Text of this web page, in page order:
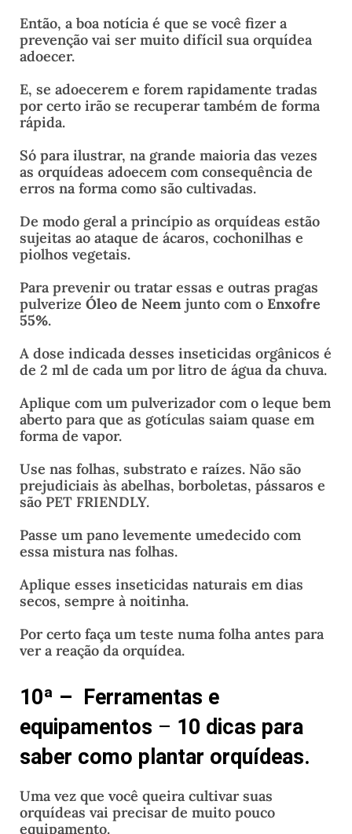
Então, a boa notícia é que se você fizer a
prevenção vai ser muito difícil sua orquídea
adoecer.
E, se adoecerem e forem rapidamente tradas
por certo irão se recuperar também de forma
rápida.
Só para ilustrar, na grande maioria das vezes
as orquídeas adoecem com consequência de
erros na forma como são cultivadas.
De modo geral a princípio as orquídeas estão
sujeitas ao ataque de ácaros, cochonilhas e
piolhos vegetais.
Para prevenir ou tratar essas e outras pragas
pulverize Óleo de Neem junto com o Enxofre
55%.
A dose indicada desses inseticidas orgânicos é
de 2 ml de cada um por litro de água da chuva.
Aplique com um pulverizador com o leque bem
aberto para que as gotículas saiam quase em
forma de vapor.
Use nas folhas, substrato e raízes. Não são
prejudiciais às abelhas, borboletas, pássaros e
são PET FRIENDLY.
Passe um pano levemente umedecido com
essa mistura nas folhas.
Aplique esses inseticidas naturais em dias
secos, sempre à noitinha.
Por certo faça um teste numa folha antes para
ver a reação da orquídea.
10ª – Ferramentas e
equipamentos – 10 dicas para
saber como plantar orquídeas.
Uma vez que você queira cultivar suas
orquídeas vai precisar de muito pouco
equipamento.